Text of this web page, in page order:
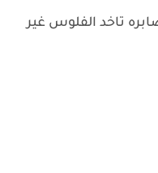
تاخد الفلوس غير